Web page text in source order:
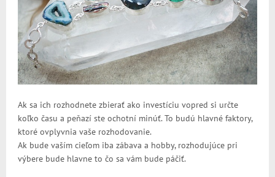
Ak sa ich rozhodnete zbierať ako investíciu vopred si určte
koľko času a peňazí ste ochotní minúť. To budú hlavné faktory,
ktoré ovplyvnia vaše rozhodovanie.
Ak bude vaším cieľom iba zábava a hobby, rozhodujúce pri
výbere bude hlavne to čo sa vám bude páčiť.